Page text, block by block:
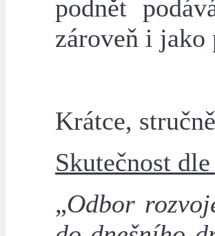
podnět
zároveň i jako
Krátce,
Skutečnost
„Odbor